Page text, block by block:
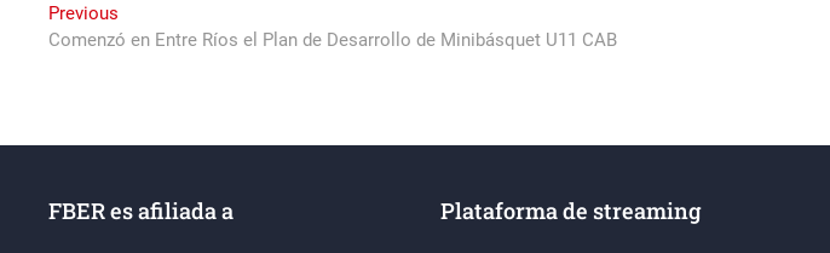
Navegación
de
Previous
post:
Comenzó en Entre Ríos el Plan de Desarrollo de Minibásquet U11 CAB
FBER es afiliada a Plataforma de streaming